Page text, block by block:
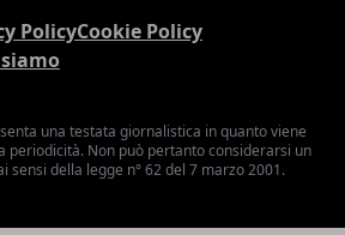
PolicyCookie Policy
una testata giornalistica in quanto viene
periodicità. Non può pertanto considerarsi un
sensi della legge n° 62 del 7 marzo 2001.